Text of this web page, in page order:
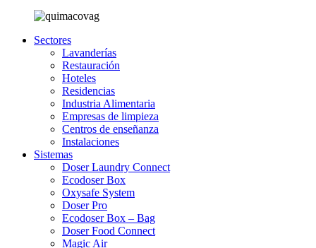
Sectores
Lavanderías
Restauración
Hoteles
Residencias
Industria Alimentaria
Empresas de limpieza
Centros de enseñanza
Instalaciones
Sistemas
Doser Laundry Connect​
Ecodoser Box
Oxysafe System
Doser Pro
Ecodoser Box – Bag
Doser Food Connect
Magic Air